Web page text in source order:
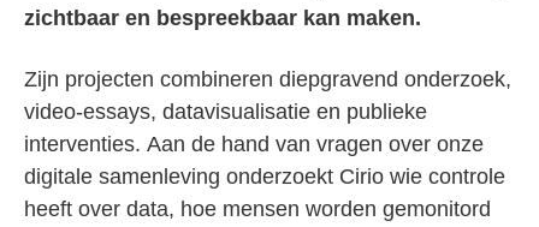
zichtbaar en bespreekbaar kan maken.
Zijn projecten combineren diepgravend onderzoek,
video-essays, datavisualisatie en publieke
interventies. Aan de hand van vragen over onze
digitale samenleving onderzoekt Cirio wie controle
heeft over data, hoe mensen worden gemonitord